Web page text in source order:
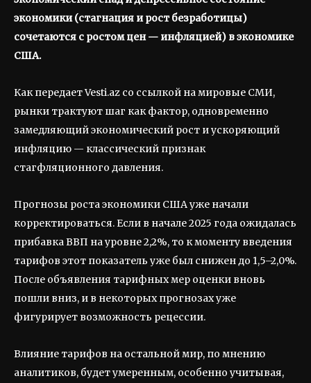
экономики (стагнация и рост безработицы)
сочетаются с ростом цен — инфляцией) в экономике
США.
Как передает Vesti.az со ссылкой на мировые СМИ,
рынки трактуют шаг как фактор, одновременно
замедляющий экономический рост и ускоряющий
инфляцию — классический признак
стагфляционного давления.
Прогнозы роста экономики США уже начали
корректироваться. Если в начале 2025 года ожидалась
прибавка ВВП на уровне 2,2%, то к моменту введения
тарифов этот показатель уже был снижен до 1,5–2,0%.
После объявления тарифных мер оценки вновь
пошли вниз, и в некоторых прогнозах уже
фигурирует возможность рецессии.
Влияние тарифов на остальной мир, по мнению
аналитиков, будет умеренным, особенно учитывая,